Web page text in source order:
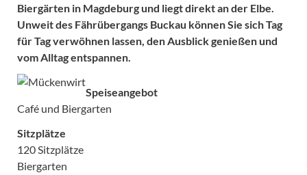
Biergärten in Magdeburg und liegt direkt an der Elbe.
Unweit des Fährübergangs Buckau können Sie sich Tag
für Tag verwöhnen lassen, den Ausblick genießen und
vom Alltag entspannen.
Speiseangebot
Café und Biergarten
Sitzplätze
120 Sitzplätze
Biergarten